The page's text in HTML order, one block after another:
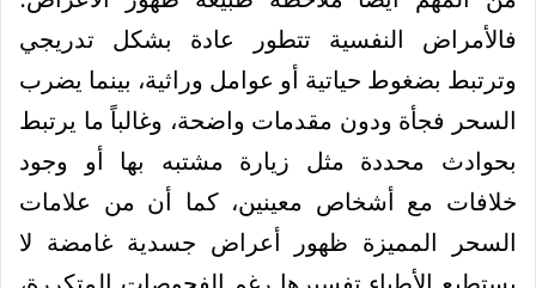
فالأمراض النفسية تتطور عادة بشكل تدريجي
وترتبط بضغوط حياتية أو عوامل وراثية، بينما يضرب
السحر فجأة ودون مقدمات واضحة، وغالباً ما يرتبط
بحوادث محددة مثل زيارة مشتبه بها أو وجود
خلافات مع أشخاص معينين، كما أن من علامات
السحر المميزة ظهور أعراض جسدية غامضة لا
يستطيع الأطباء تفسيرها رغم الفحوصات المتكررة،